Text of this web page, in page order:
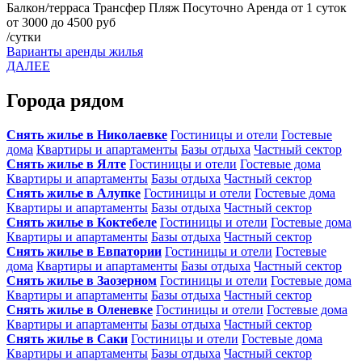
Балкон/терраса Трансфер Пляж Посуточно Аренда от 1 суток
от 3000 до 4500 руб
/сутки
Варианты аренды жилья
ДАЛЕЕ
Города рядом
Снять жилье в Николаевке Гостиницы и отели Гостевые
дома Квартиры и апартаменты Базы отдыха Частный сектор
Снять жилье в Ялте Гостиницы и отели Гостевые дома
Квартиры и апартаменты Базы отдыха Частный сектор
Снять жилье в Алупке Гостиницы и отели Гостевые дома
Квартиры и апартаменты Базы отдыха Частный сектор
Снять жилье в Коктебеле Гостиницы и отели Гостевые дома
Квартиры и апартаменты Базы отдыха Частный сектор
Снять жилье в Евпатории Гостиницы и отели Гостевые
дома Квартиры и апартаменты Базы отдыха Частный сектор
Снять жилье в Заозерном Гостиницы и отели Гостевые дома
Квартиры и апартаменты Базы отдыха Частный сектор
Снять жилье в Оленевке Гостиницы и отели Гостевые дома
Квартиры и апартаменты Базы отдыха Частный сектор
Снять жилье в Саки Гостиницы и отели Гостевые дома
Квартиры и апартаменты Базы отдыха Частный сектор